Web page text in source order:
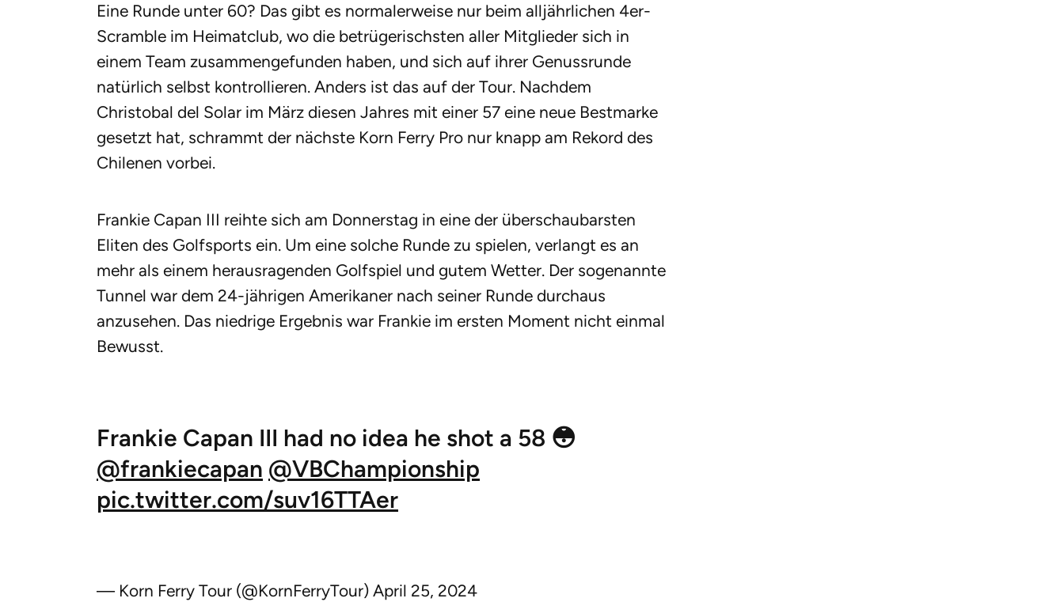
Eine Runde unter 60? Das gibt es normalerweise nur beim alljährlichen 4er-
Scramble im Heimatclub, wo die betrügerischsten aller Mitglieder sich in
einem Team zusammengefunden haben, und sich auf ihrer Genussrunde
natürlich selbst kontrollieren. Anders ist das auf der Tour. Nachdem
Christobal del Solar im März diesen Jahres mit einer 57 eine neue Bestmarke
gesetzt hat, schrammt der nächste Korn Ferry Pro nur knapp am Rekord des
Chilenen vorbei.
Frankie Capan III reihte sich am Donnerstag in eine der überschaubarsten
Eliten des Golfsports ein. Um eine solche Runde zu spielen, verlangt es an
mehr als einem herausragenden Golfspiel und gutem Wetter. Der sogenannte
Tunnel war dem 24-jährigen Amerikaner nach seiner Runde durchaus
anzusehen. Das niedrige Ergebnis war Frankie im ersten Moment nicht einmal
Bewusst.
Frankie Capan III had no idea he shot a 58 😳
@frankiecapan @VBChampionship
pic.twitter.com/suv16TTAer
— Korn Ferry Tour (@KornFerryTour) April 25, 2024